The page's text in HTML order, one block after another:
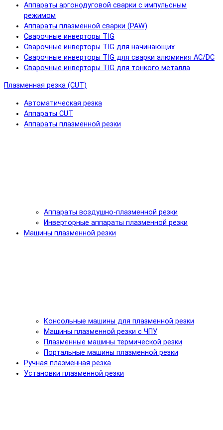
Аппараты аргонодуговой сварки с импульсным
режимом
Аппараты плазменной сварки (PAW)
Сварочные инверторы TIG
Сварочные инверторы TIG для начинающих
Сварочные инверторы TIG для сварки алюминия AC/DC
Сварочные инверторы TIG для тонкого металла
Плазменная резка (CUT)
Автоматическая резка
Аппараты CUT
Аппараты плазменной резки
Аппараты воздушно-плазменной резки
Инверторные аппараты плазменной резки
Машины плазменной резки
Консольные машины для плазменной резки
Машины плазменной резки с ЧПУ
Плазменные машины термической резки
Портальные машины плазменной резки
Ручная плазменная резка
Установки плазменной резки